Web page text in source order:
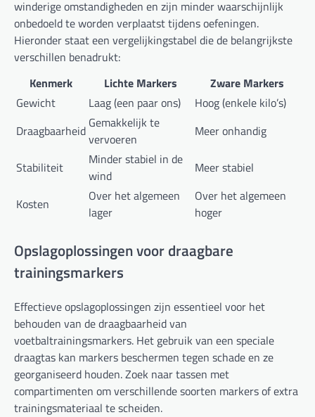
winderige omstandigheden en zijn minder waarschijnlijk
onbedoeld te worden verplaatst tijdens oefeningen.
Hieronder staat een vergelijkingstabel die de belangrijkste
verschillen benadrukt:
Kenmerk
Lichte Markers
Zware Markers
Gewicht
Laag (een paar ons)
Hoog (enkele kilo’s)
Draagbaarheid Gemakkelijk te
vervoeren
Meer onhandig
Stabiliteit
Minder stabiel in de
wind
Meer stabiel
Kosten
Over het algemeen
lager
Over het algemeen
hoger
Opslagoplossingen voor draagbare
trainingsmarkers
Effectieve opslagoplossingen zijn essentieel voor het
behouden van de draagbaarheid van
voetbaltrainingsmarkers. Het gebruik van een speciale
draagtas kan markers beschermen tegen schade en ze
georganiseerd houden. Zoek naar tassen met
compartimenten om verschillende soorten markers of extra
trainingsmateriaal te scheiden.